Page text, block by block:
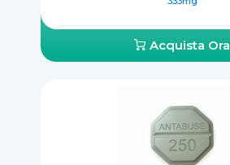
Acquista Ora